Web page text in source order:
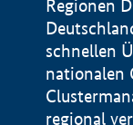
Regionen
schnellen
nationalen
regional